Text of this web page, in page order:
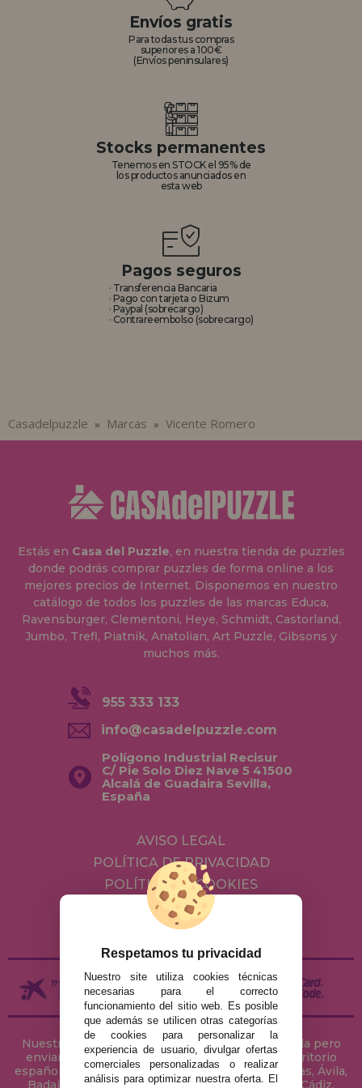
REGISTRO DISTRIBUIDOR
Envíos gratis
Para todas tus compras
superiores a 100€
(Envíos peninsulares)
Stocks permanentes
Tenemos en STOCK el 95% de
los productos anunciados en
esta web
Pagos seguros
· Transferencia Bancaria
· Pago con tarjeta o Bizum
· Paypal (sobrecargo)
· Contrareembolso (sobrecargo)
Casadelpuzzle » Marcas » Vicente Romero
Estás en Casa del Puzzle, en nuestra tienda de puzzles
donde podrás comprar puzzles de forma online a los
mejores precios de Internet. Disponemos en nuestro
catálogo de todos los puzzles de las marcas Educa,
Ravensburger, Clementoni, Heye, Schmidt, Castorland,
Jumbo, Trefl, Piatnik, Anatolian, Art Puzzle, Gibsons y
muchos más.
955 333 133
info@casadelpuzzle.com
Polígono Industrial Recisur
C/ Pie Solo Diez Nave 5 41500
Alcalá de Guadaira Sevilla,
España
AVISO LEGAL
POLÍTICA DE PRIVACIDAD
POLÍTICA DE COOKIES
ENVÍOS Y DEVOLUCIONES
DEVOLUCIONES / DESISTIMIENTO
Nuestra tienda de puzzles está ubicada en Sevilla pero
enviamos tus puzzles a cualquier ciudad del territorio
español: Álava, Albacete, Alicante, Almería, Asturias, Ávila,
Badajoz, Baleares, Barcelona, Burgos, Cáceres, Cádiz,
Respetamos tu privacidad
Nuestro site utiliza cookies técnicas
necesarias para el correcto
funcionamiento del sitio web. Es posible
que además se utilicen otras categorías
de cookies para personalizar la
experiencia de usuario, divulgar ofertas
comerciales personalizadas o realizar
análisis para optimizar nuestra oferta. El